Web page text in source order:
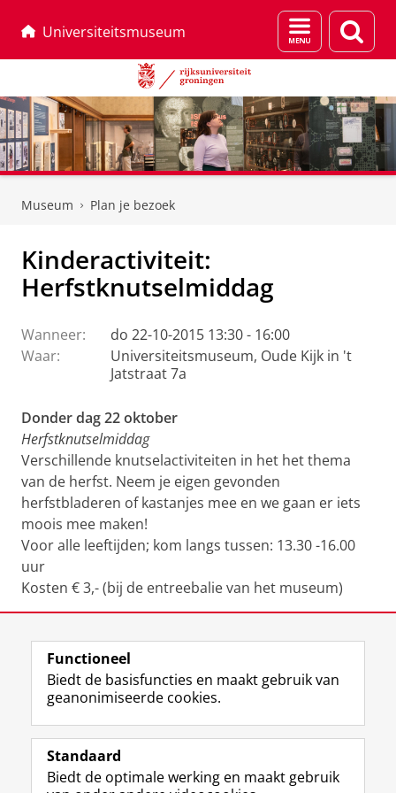
Universiteitsmuseum
Menu
en
Museum Plan je bezoek
Kinderactiviteit:
Herfstknutselmiddag
Wanneer:
do 22-10-2015 13:30 - 16:00
Waar:
Universiteitsmuseum, Oude Kijk in 't
Jatstraat 7a
Donderdag 22 oktober
Herfstknutselmiddag
Verschillende knutselactiviteiten in het het thema
van de herfst. Neem je eigen gevonden
herfstbladeren of kastanjes mee en we gaan er iets
moois mee maken!
Voor alle leeftijden; kom langs tussen: 13.30 -16.00
uur
Kosten € 3,- (bij de entreebalie van het museum)
Volg ons op
F
a
e
T
w
t
I
n
t
Over het museum
Functioneel
Biedt de basisfuncties en maakt gebruik van
geanonimiseerde cookies.
Standaard
Biedt de optimale werking en maakt gebruik